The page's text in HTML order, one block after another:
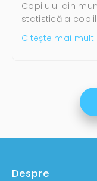
Copilului din
statistică a
Citește mai mult
Despre